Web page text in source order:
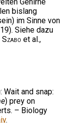
bislang
im Sinne von
Siehe dazu
Szabo et al.,
Wait and snap:
) prey on
– Biology
.